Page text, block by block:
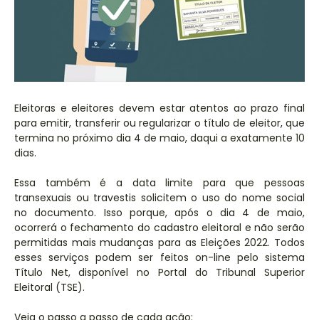
Eleitoras e eleitores devem estar atentos ao prazo final
para emitir, transferir ou regularizar o título de eleitor, que
termina no próximo dia 4 de maio, daqui a exatamente 10
dias.
Essa também é a data limite para que pessoas
transexuais ou travestis solicitem o uso do nome social
no documento. Isso porque, após o dia 4 de maio,
ocorrerá o fechamento do cadastro eleitoral e não serão
permitidas mais mudanças para as Eleições 2022. Todos
esses serviços podem ser feitos on-line pelo sistema
Título Net, disponível no Portal do Tribunal Superior
Eleitoral (TSE).